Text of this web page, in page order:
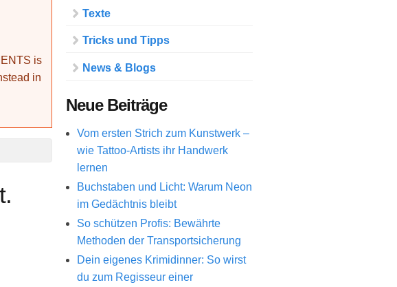
is
in
Texte
Tricks und Tipps
News & Blogs
Neue Beiträge
Vom ersten Strich zum Kunstwerk –
wie Tattoo-Artists ihr Handwerk
lernen
Buchstaben und Licht: Warum Neon
im Gedächtnis bleibt
So schützen Profis: Bewährte
Methoden der Transportsicherung
Dein eigenes Krimidinner: So wirst
du zum Regisseur einer